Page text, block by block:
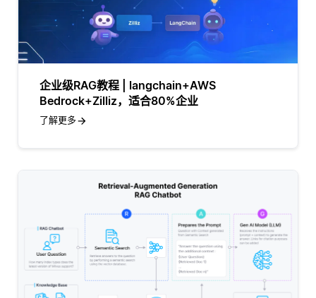
企业级RAG教程 | langchain+AWS
Bedrock+Zilliz，适合80%企业
了解更多